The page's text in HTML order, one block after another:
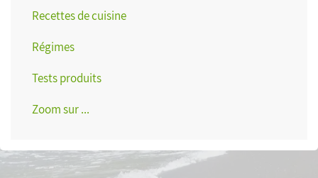
Recettes de cuisine
Régimes
Tests produits
Zoom sur ...